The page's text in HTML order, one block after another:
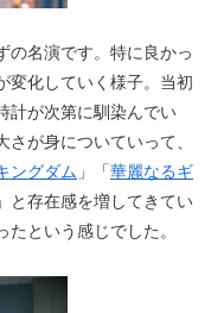
の名演です。特に良かっ
変化していく様子。当初
計が次第に馴染んでい
が身についていって、
ングダム 」「華麗なるギ
」と存在感を増してきてい
という感じでした。